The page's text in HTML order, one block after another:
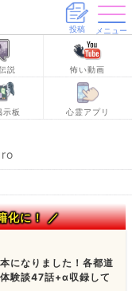
投稿 メニュー
説 怖い動画
示板 心霊アプリ
化に！ ／
になりました！各都道
験談47話+α収録して